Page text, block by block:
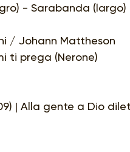
- Sarabanda
/ Johann Mattheson
ti prega (Nerone)
| Alla gente a Dio